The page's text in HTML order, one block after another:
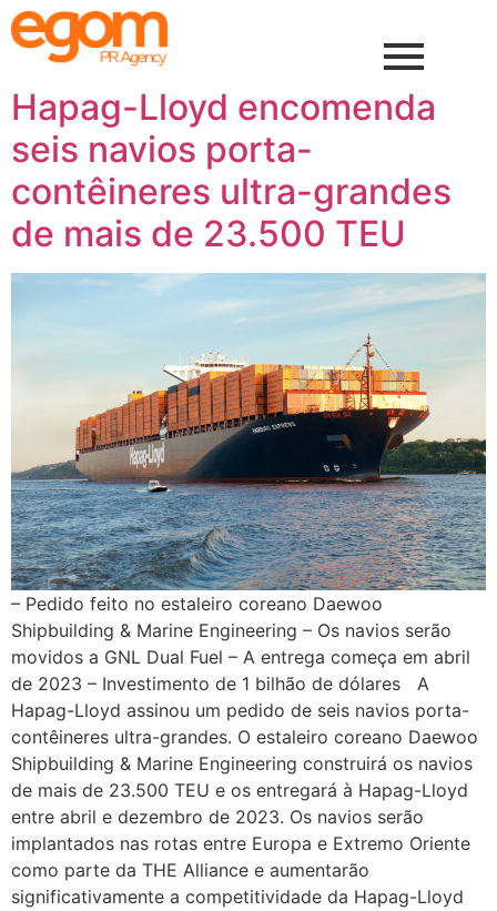
Hapag-Lloyd encomenda
seis navios porta-
contêineres ultra-grandes
de mais de 23.500 TEU
– Pedido feito no estaleiro coreano Daewoo
Shipbuilding & Marine Engineering – Os navios serão
movidos a GNL Dual Fuel – A entrega começa em abril
de 2023 – Investimento de 1 bilhão de dólares A
Hapag-Lloyd assinou um pedido de seis navios porta-
contêineres ultra-grandes. O estaleiro coreano Daewoo
Shipbuilding & Marine Engineering construirá os navios
de mais de 23.500 TEU e os entregará à Hapag-Lloyd
entre abril e dezembro de 2023. Os navios serão
implantados nas rotas entre Europa e Extremo Oriente
como parte da THE Alliance e aumentarão
significativamente a competitividade da Hapag-Lloyd